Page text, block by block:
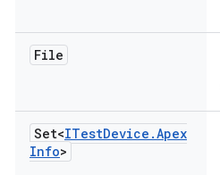
File
Set<ITestDevice .Apex
Info>